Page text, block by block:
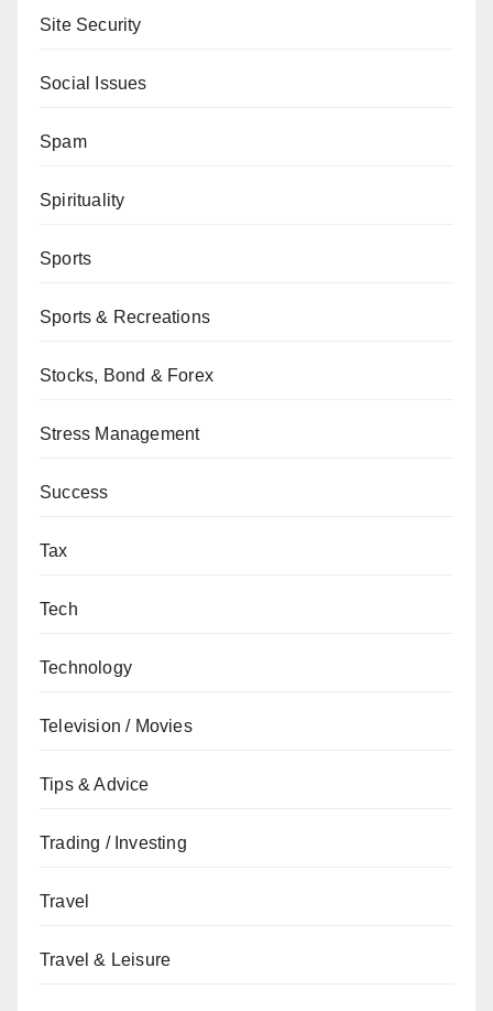
Site Security
Social Issues
Spam
Spirituality
Sports
Sports & Recreations
Stocks, Bond & Forex
Stress Management
Success
Tax
Tech
Technology
Television / Movies
Tips & Advice
Trading / Investing
Travel
Travel & Leisure